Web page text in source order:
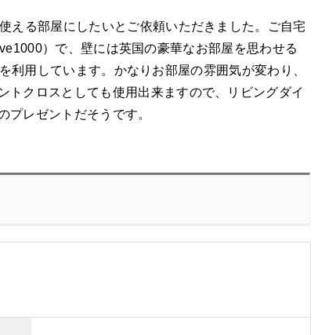
える部屋にしたいとご依頼いただきました。ご自宅
）で、壁には英国の豪華なお部屋を思わせる
用しています。かなりお部屋の雰囲気が変わり、
トクロスとしても使用出来ますので、リビングダイ
レゼントだそうです。